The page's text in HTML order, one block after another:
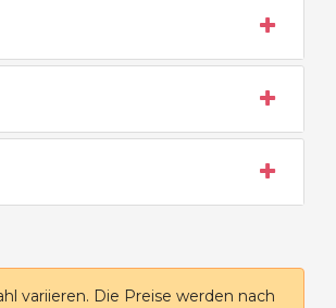
variieren. Die Preise werden nach